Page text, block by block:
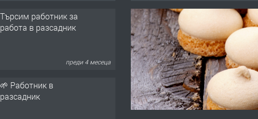
🌱 Работник в
разсадник
преди 4 месеца
Търсим работничка